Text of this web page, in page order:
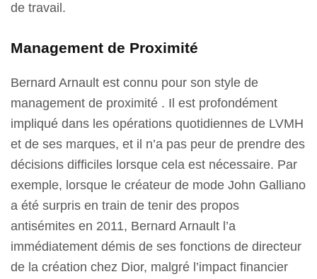
de travail.
Management de Proximité
Bernard Arnault est connu pour son style de
management de proximité . Il est profondément
impliqué dans les opérations quotidiennes de LVMH
et de ses marques, et il n’a pas peur de prendre des
décisions difficiles lorsque cela est nécessaire. Par
exemple, lorsque le créateur de mode John Galliano
a été surpris en train de tenir des propos
antisémites en 2011, Bernard Arnault l’a
immédiatement démis de ses fonctions de directeur
de la création chez Dior, malgré l’impact financier